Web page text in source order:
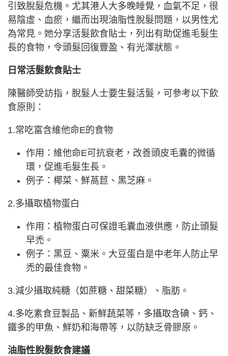
引致脫髮危機。尤其港人大多晚睡覺，血氣不足，很
易陰虛、血瘀，繼而出現油脂性脫髮問題，以男性尤
為常見。她分享活髮飲食貼士，列出有助促進毛髮生
長的食物，令頭髮回復豐盈、有光澤狀態。
日常活髮飲食貼士
陳醫師受訪指，脫髮人士要生髮活髮，可參考以下飲
食原則：
1.常吃富含維他命E的食物
作用：維他命E可抗衰老，改善頭皮毛囊的微循
環，促進毛髮生長。
例子：椰菜、鮮萵苣、黑芝麻。
2.多攝取植物蛋白
作用：植物蛋白可保證毛囊血液供應，防止頭髮
早禿。
例子：黑豆、粟米。大豆蛋白是中老年人防止早
禿的最佳食物。
3.減少攝取純糖（如蔗糖、甜菜糖）、脂肪。
4.多吃素食豆製品、新鮮蔬菜等，多攝取含碘、鈣、
鐵多的甲魚、鮮奶和海帶等，以防缺乏骨膠原。
油脂性脫髮飲食建議